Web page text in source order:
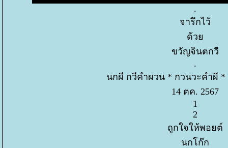
.
จารึกไว้
ด้ว
ขวัญจินตกวี
.
นกผี กวีคำผวน * กวนวะคำผี
14 ตค. 2567
1
2
ถูกใจให้พอยต์
นกโก๊ก